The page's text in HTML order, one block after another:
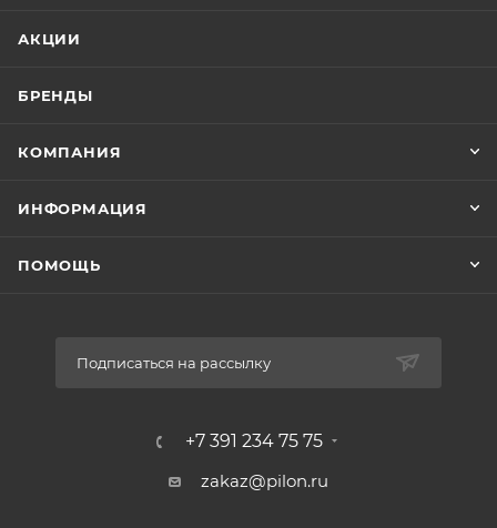
АКЦИИ
БРЕНДЫ
КОМПАНИЯ
ИНФОРМАЦИЯ
ПОМОЩЬ
Подписаться на рассылку
+7 391 234 75 75
zakaz@pilon.ru